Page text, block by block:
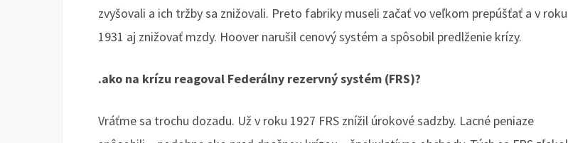
zvyšovali a ich tržby sa znižovali. Preto fabriky museli začať vo veľkom prepúšťať a v roku
1931 aj znižovať mzdy. Hoover narušil cenový systém a spôsobil predlženie krízy.
.ako na krízu reagoval Federálny rezervný systém (FRS)?
Vráťme sa trochu dozadu. Už v roku 1927 FRS znížil úrokové sadzby. Lacné peniaze